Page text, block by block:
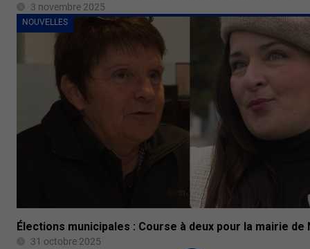
3 novembre 2025
NOUVELLES
Élections municipales : Course à deux pour la mairie de
31 octobre 2025